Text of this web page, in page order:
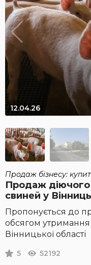
12.04.26
Продаж бізнесу:
Продаж діючого
свиней у
Пропонується до
обсягом утримання
Вінницької області
5 52192